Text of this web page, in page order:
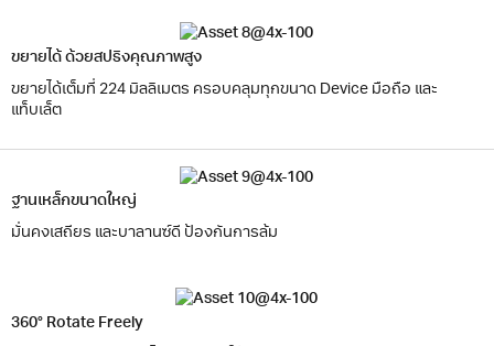
ขยายได้ ด้วยสปริงคุณภาพสูง
ขยายได้เต็มที่ 224 มิลลิเมตร ครอบคลุมทุกขนาด Device มือถือ และ
แท็บเล็ต
ฐานเหล็กขนาดใหญ่
มั่นคงเสถียร และบาลานซ์ดี ป้องกันการล้ม
360° Rotate Freely